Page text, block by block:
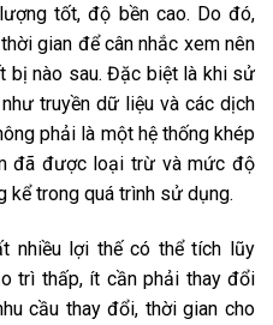
tốt, độ bền cao. Do đó,
gian để cân nhắc xem nên
bị nào sau. Đặc biệt là khi sử
truyền dữ liệu và các dịch
phải là một hệ thống khép
đã được loại trừ và mức độ
trong quá trình sử dụng.
nhiều lợi thế có thể tích lũy
trì thấp, ít cần phải thay đổi
cầu thay đổi, thời gian cho